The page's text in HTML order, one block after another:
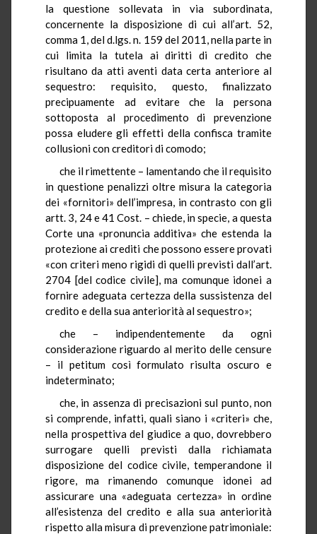
la questione sollevata in via subordinata,
concernente la disposizione di cui all’art. 52,
comma 1, del d.lgs. n. 159 del 2011, nella parte in
cui limita la tutela ai diritti di credito che
risultano da atti aventi data certa anteriore al
sequestro: requisito, questo, finalizzato
precipuamente ad evitare che la persona
sottoposta al procedimento di prevenzione
possa eludere gli effetti della confisca tramite
collusioni con creditori di comodo;
che il rimettente – lamentando che il requisito
in questione penalizzi oltre misura la categoria
dei «fornitori» dell’impresa, in contrasto con gli
artt. 3, 24 e 41 Cost. – chiede, in specie, a questa
Corte una «pronuncia additiva» che estenda la
protezione ai crediti che possono essere provati
«con criteri meno rigidi di quelli previsti dall’art.
2704 [del codice civile], ma comunque idonei a
fornire adeguata certezza della sussistenza del
credito e della sua anteriorità al sequestro»;
che – indipendentemente da ogni
considerazione riguardo al merito delle censure
– il petitum così formulato risulta oscuro e
indeterminato;
che, in assenza di precisazioni sul punto, non
si comprende, infatti, quali siano i «criteri» che,
nella prospettiva del giudice a quo, dovrebbero
surrogare quelli previsti dalla richiamata
disposizione del codice civile, temperandone il
rigore, ma rimanendo comunque idonei ad
assicurare una «adeguata certezza» in ordine
all’esistenza del credito e alla sua anteriorità
rispetto alla misura di prevenzione patrimoniale: